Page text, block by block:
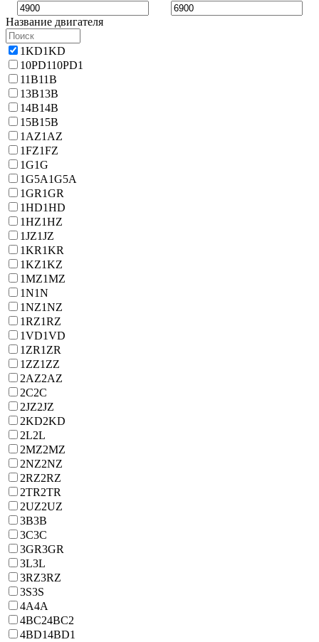
Название двигателя
1KD1KD
10PD110PD1
11B11B
13B13B
14B14B
15B15B
1AZ1AZ
1FZ1FZ
1G1G
1G5A1G5A
1GR1GR
1HD1HD
1HZ1HZ
1JZ1JZ
1KR1KR
1KZ1KZ
1MZ1MZ
1N1N
1NZ1NZ
1RZ1RZ
1VD1VD
1ZR1ZR
1ZZ1ZZ
2AZ2AZ
2C2C
2JZ2JZ
2KD2KD
2L2L
2MZ2MZ
2NZ2NZ
2RZ2RZ
2TR2TR
2UZ2UZ
3B3B
3C3C
3GR3GR
3L3L
3RZ3RZ
3S3S
4A4A
4BC24BC2
4BD14BD1